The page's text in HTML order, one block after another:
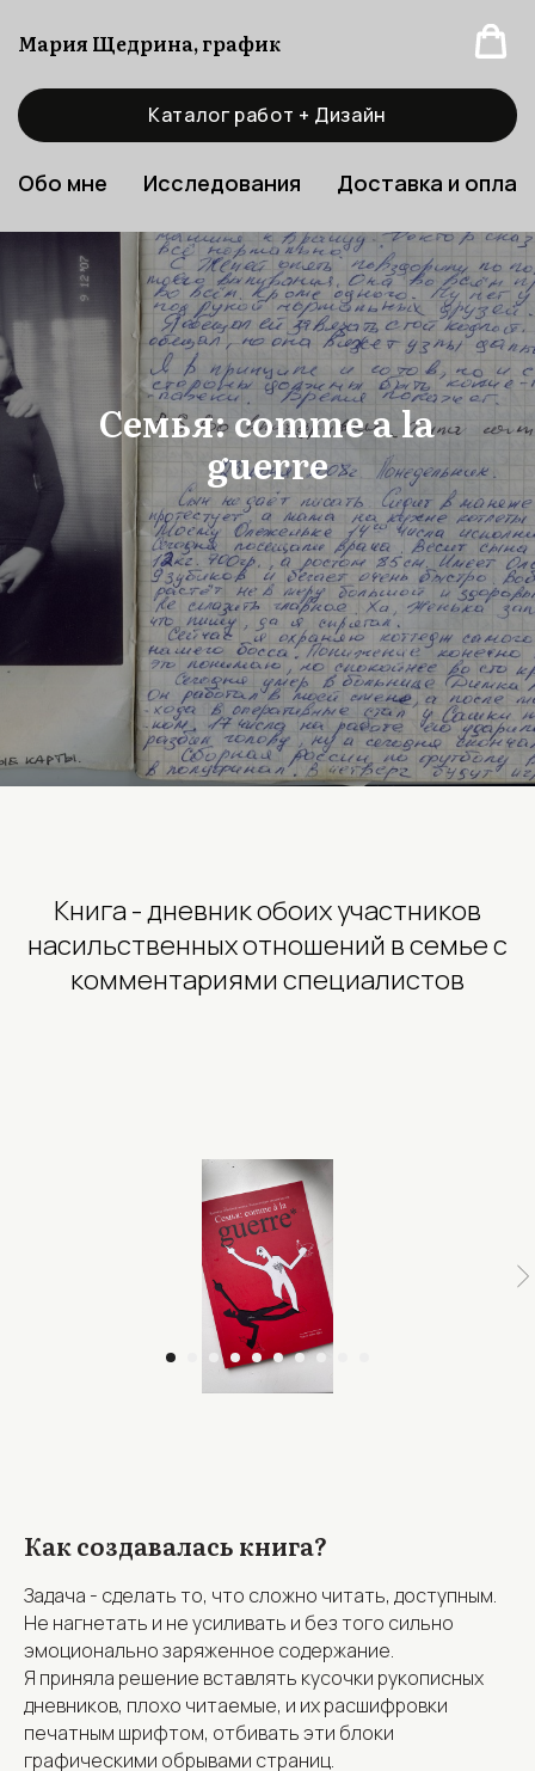
Мария Щедрина, график
Каталог работ + Дизайн
Обо мне Исследования Доставка и
Семья: comme a la
guerre
Книга - дневник обоих участников
насильственных отношений в семье с
комментариями специалистов
Как создавалась книга?
Задача - сделать то, что сложно читать, доступным.
Не нагнетать и не усиливать и без того сильно
эмоционально заряженное содержание.
Я приняла решение вставлять кусочки рукописных
дневников, плохо читаемые, и их расшифровки
печатным шрифтом, отбивать эти блоки
графическими обрывами страниц.